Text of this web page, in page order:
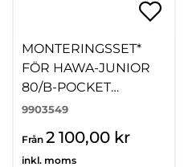
MONTERINGSSET*
FÖR HAWA-JUNIOR
80/B-POCKET
2000MM
9903549
Från 2 100,00 kr
inkl. moms